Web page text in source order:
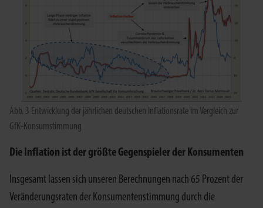
Abb. 3 Entwicklung der jährlichen deutschen Inflationsrate im Vergleich zur
GfK-Konsumstimmung
Die Inflation ist der größte Gegenspieler der Konsumenten
Insgesamt lassen sich unseren Berechnungen nach 65 Prozent der
Veränderungsraten der Konsumentenstimmung durch die